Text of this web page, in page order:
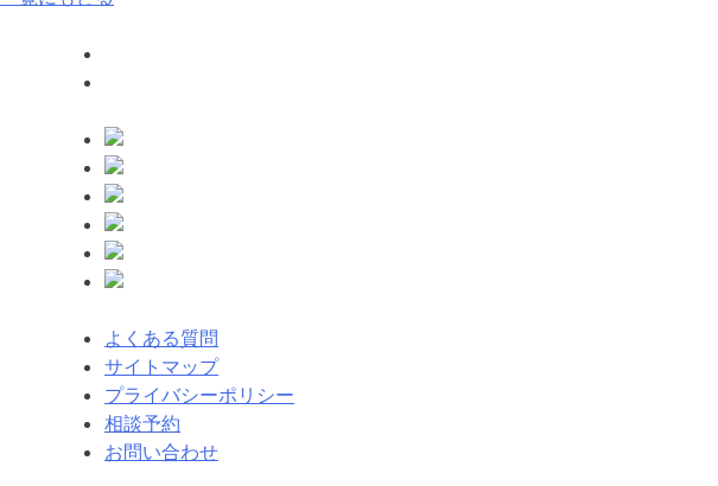
よくある質問
サイトマップ
プライバシーポリシー
相談予約
お問い合わせ